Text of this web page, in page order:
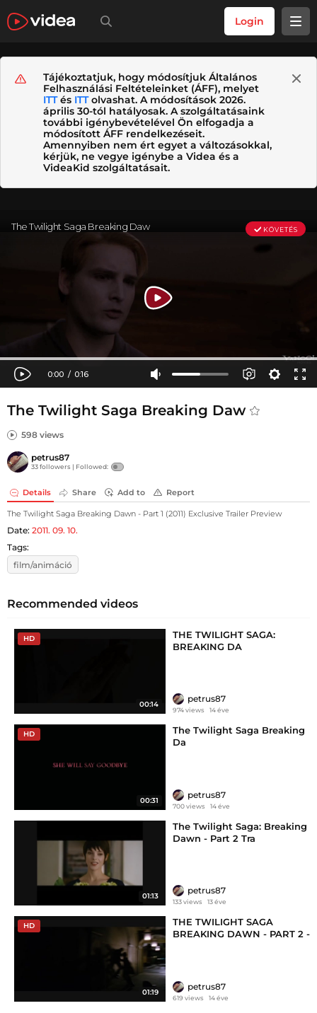
Login
Tájékoztatjuk, hogy módosítjuk Általános
Felhasználási Feltételeinket (ÁFF), melyet
ITTés ITTolvashat. A módosítások 2026.
április 30-tól hatályosak. A szolgáltatásaink
további igénybevételével Ön elfogadja a
módosított ÁFF rendelkezéseit.
Amennyiben nem ért egyet a változásokkal,
kérjük, ne vegye igénybe a Videa és a
VideaKid szolgáltatásait.
The Twilight Saga Breaking Daw
598 views
petrus87
33 followers | Followed:
Details Share Add to Report
The Twilight Saga Breaking Dawn - Part 1 (2011) Exclusive Trailer Preview
Date: 2011. 09. 10.
Tags:
film/animáció
Recommended videos
HD
00:14
THE TWILIGHT SAGA:
BREAKING DA
petrus87
974 views 14 éve
HD
00:31
The Twilight Saga Breaking
Da
petrus87
700 views 14 éve
01:13
The Twilight Saga: Breaking
Dawn - Part 2 Tra
petrus87
133 views 13 éve
HD
01:19
THE TWILIGHT SAGA
BREAKING DAWN - PART 2 -
petrus87
619 views 14 éve